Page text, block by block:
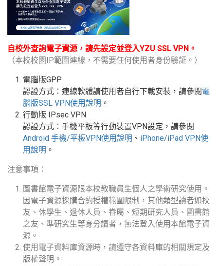
自校外查詢電子資源，請先設定並登入YZU SSL VPN。
（本校校園IP範圍連線，不需要任何使用者身份驗証。）
電腦版GPP
認證方式：連線軟體請使用者自行下載安裝，請參閱電
腦版SSL VPN使用說明 。
行動版
IPsec VPN
認證方式：手機平板等行動裝置VPN設定 ，請參閱
Android 手機/平板VPN使用說明 、 iPhone/iPad VPN使
用說明 。
注意事項：
圖書館電子資源限本校教職員生個人之學術研究使用。
因電子資源採購合約授權範圍限制，其他類型讀者如校
友、休學生、退休人員、眷屬、短期研究人員、圖書館
之友、準研究生等身分讀者，無法登入使用本館電子資
源。
使用電子資料庫資源時，請遵守各資料庫的相關規定及
版權聲明。